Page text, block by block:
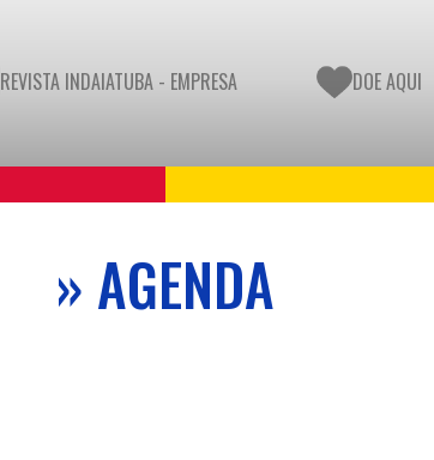
REVISTA INDAIATUBA - EMPRESA DOE AQUI
» AGENDA